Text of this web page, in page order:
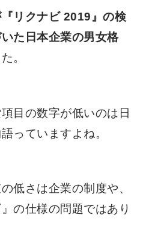
リクナビ 2019』の検
た日本企業の男女格
。
目の数字が低いのは日
っていますよね。
低さは企業の制度や、
の仕様の問題ではあり